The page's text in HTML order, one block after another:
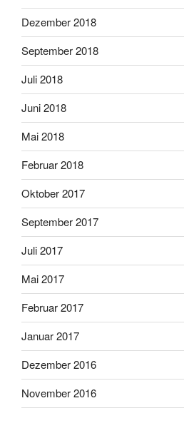
Dezember 2018
September 2018
Juli 2018
Juni 2018
Mai 2018
Februar 2018
Oktober 2017
September 2017
Juli 2017
Mai 2017
Februar 2017
Januar 2017
Dezember 2016
November 2016